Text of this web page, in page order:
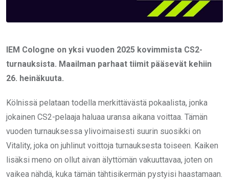
IEM Cologne on yksi vuoden 2025 kovimmista CS2-
turnauksista. Maailman parhaat tiimit pääsevät kehiin
26. heinäkuuta.
Kölnissä pelataan todella merkittävästä pokaalista, jonka
jokainen CS2-pelaaja haluaa uransa aikana voittaa. Tämän
vuoden turnauksessa ylivoimaisesti suurin suosikki on
Vitality, joka on juhlinut voittoja turnauksesta toiseen. Kaiken
lisäksi meno on ollut aivan älyttömän vakuuttavaa, joten on
vaikea nähdä, kuka tämän tähtisikermän pystyisi haastamaan.